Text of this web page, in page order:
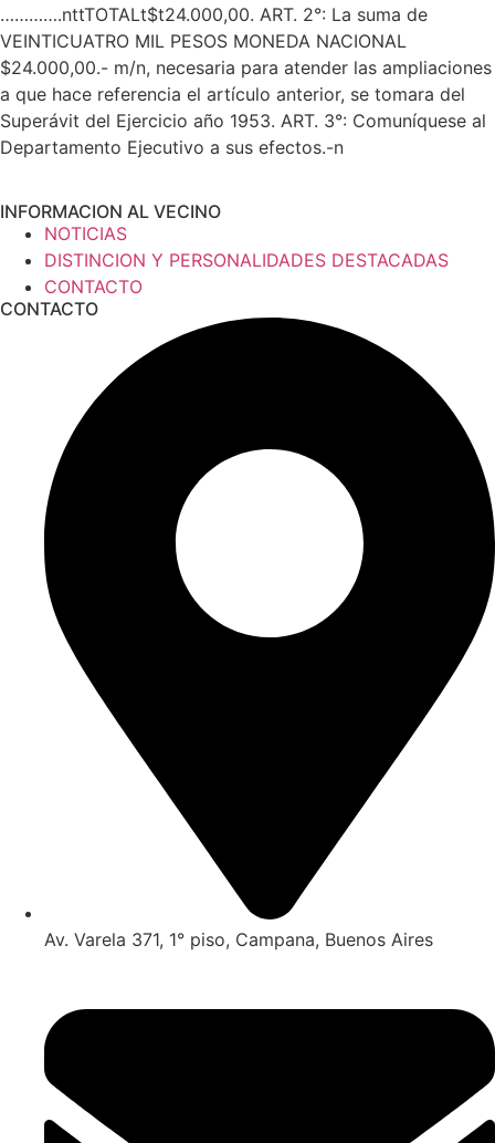
………….nttTOTALt$t24.000,00. ART. 2°: La suma de
VEINTICUATRO MIL PESOS MONEDA NACIONAL
$24.000,00.- m/n, necesaria para atender las ampliaciones
a que hace referencia el artículo anterior, se tomara del
Superávit del Ejercicio año 1953. ART. 3°: Comuníquese al
Departamento Ejecutivo a sus efectos.-n
INFORMACION AL VECINO
NOTICIAS
DISTINCION Y PERSONALIDADES DESTACADAS
CONTACTO
CONTACTO
Av. Varela 371, 1° piso, Campana, Buenos Aires